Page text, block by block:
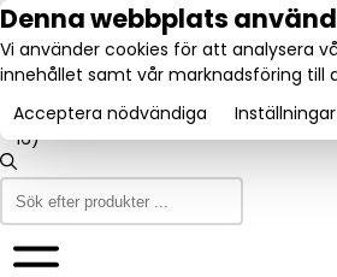
tel:
160840
(9-12
& 13-
16)
Trustpilot
Utmärkt:
4.6/5
Denna webbplats
Vi använder cookies för att analysera
innehållet samt vår marknadsföring till
Acceptera nödvändiga
Inställningar